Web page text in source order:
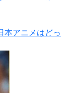
本アニメはどっ